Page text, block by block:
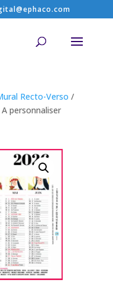
Recto-Verso /
personnaliser